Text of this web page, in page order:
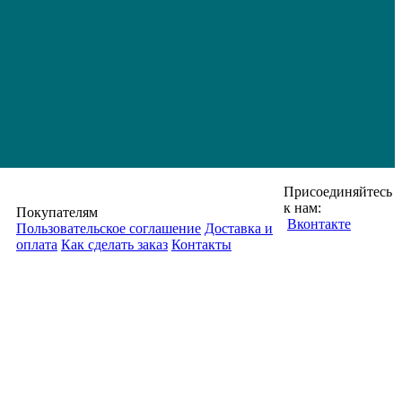
Покупателям
Пользовательское соглашение Доставка и
оплата Как сделать заказ Контакты
Присоединяйтесь
к нам:
Вконтакте